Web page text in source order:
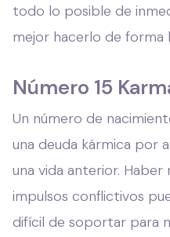
todo lo posible de
mejor hacerlo de forma
Número 15
Un número de
una deuda kármica por
una vida anterior.
impulsos conflictivos
difícil de soportar para